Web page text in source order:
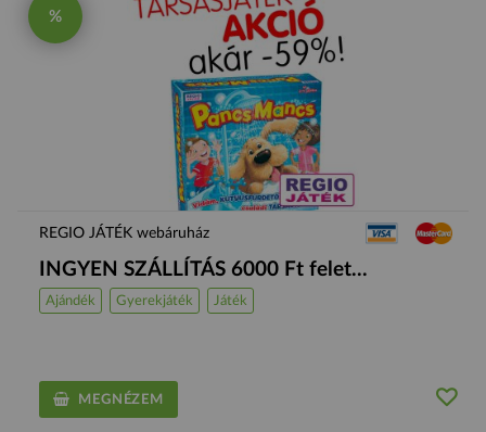
%
REGIO JÁTÉK webáruház
INGYEN SZÁLLÍTÁS 6000 Ft felet...
Ajándék Gyerekjáték Játék
MEGNÉZEM